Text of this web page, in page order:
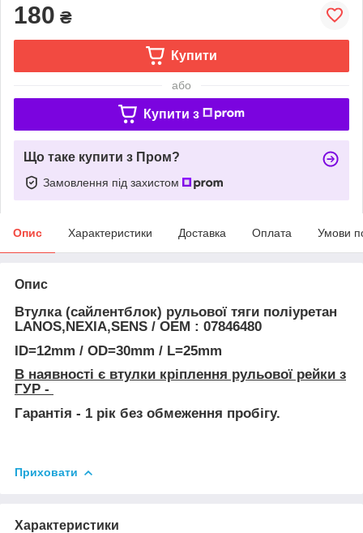
180 ₴
Купити
або
Купити з
Що таке купити з Пром?
Замовлення під захистом
Опис Характеристики Доставка Оплата Умови
Опис
Втулка (сайлентблок) рульової тяги поліуретан
LANOS,NEXIA,SENS / ОЕМ : 07846480
ID=12mm / OD=30mm / L=25mm
В наявності є втулки кріплення рульової рейки з
ГУР -
Гарантія - 1 рік без обмеження пробігу.
Приховати
Характеристики